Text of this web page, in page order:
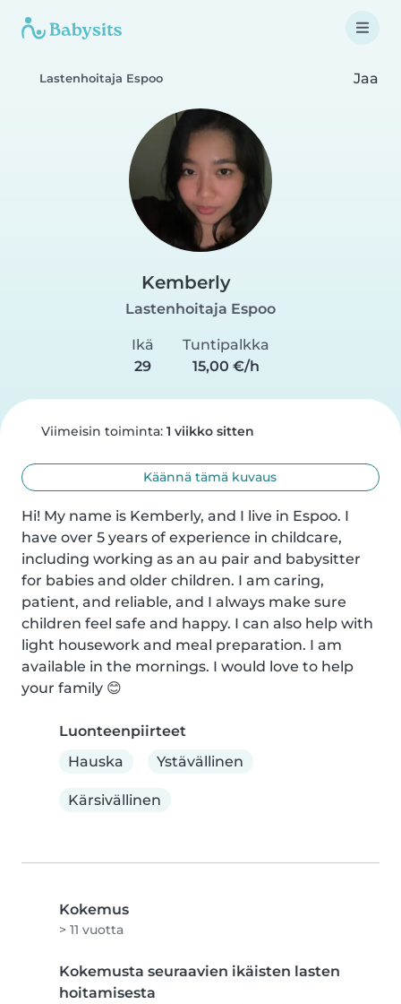
Lastenhoitaja Espoo Jaa
Kemberly
Lastenhoitaja Espoo
Ikä
29
Tuntipalkka
15,00 €/h
Viimeisin toiminta: 1 viikko sitten
Käännä tämä kuvaus
Hi! My name is Kemberly, and I live in Espoo. I
have over 5 years of experience in childcare,
including working as an au pair and babysitter
for babies and older children. I am caring,
patient, and reliable, and I always make sure
children feel safe and happy. I can also help with
light housework and meal preparation. I am
available in the mornings. I would love to help
your family 😊
Luonteenpiirteet
Hauska
Ystävällinen
Kärsivällinen
Kokemus
> 11 vuotta
Kokemusta seuraavien ikäisten lasten
hoitamisesta